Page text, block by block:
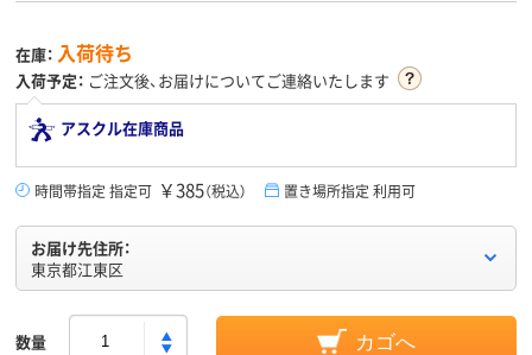
在庫： 入荷待ち
入荷予定： ご注文後、お届けについてご連絡いたします
アスクル在庫商品
時間帯指定 指定可 ￥385（税込） 置き場所指定 利用可
お届け先住所：
東京都江東区
数量 カゴへ